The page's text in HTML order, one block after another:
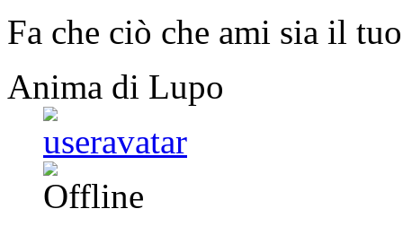
Fa che ciò che ami sia il
Anima di Lupo